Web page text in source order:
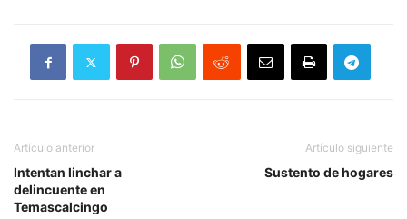
Artículo anterior
Intentan linchar a
delincuente en
Temascalcingo
Artículo siguiente
Sustento de hogares